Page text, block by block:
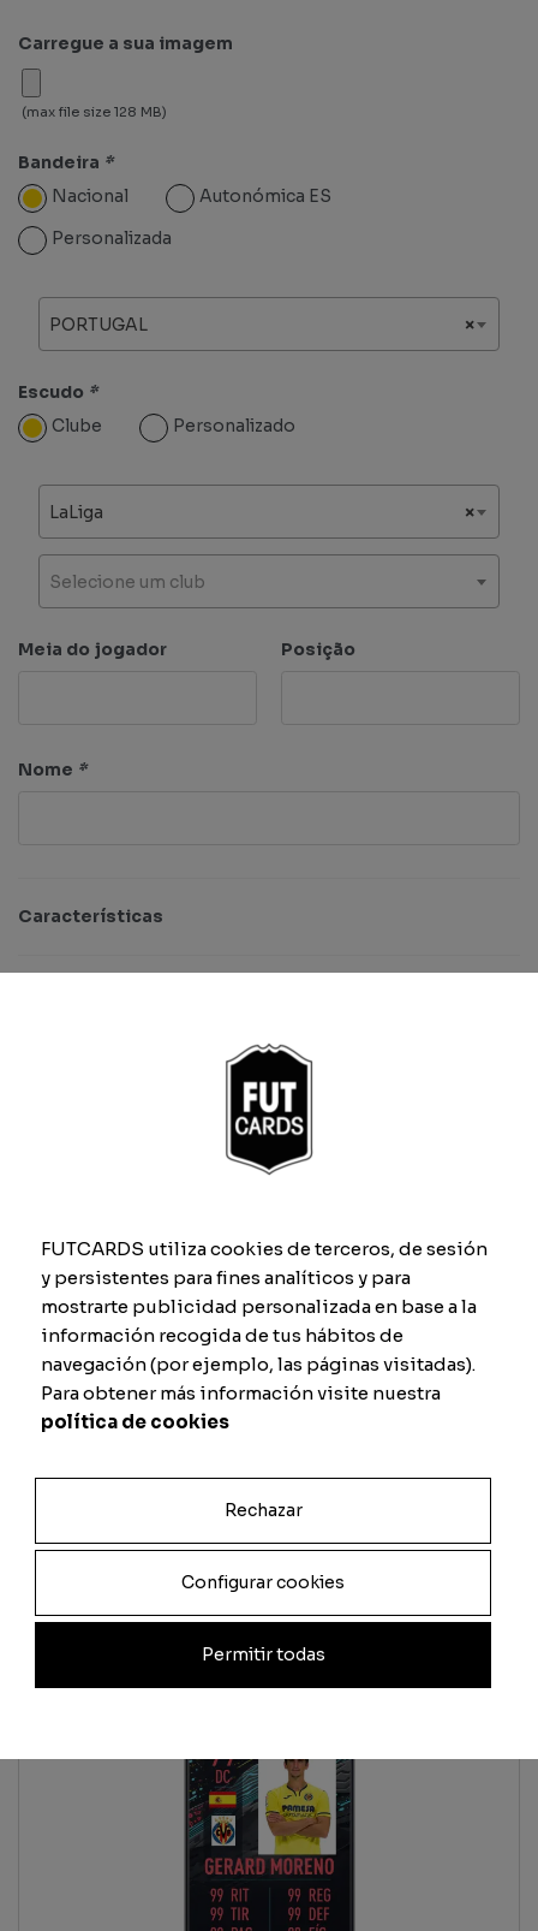
Carregue a sua imagem
(max file size 128 MB)
Bandeira *
Nacional
Autonómica ES
Personalizada
×
PORTUGAL
Escudo *
Clube
Personalizado
×
LaLiga
Selecione um club
Meia do jogador Posição
Nome *
Características
Finta
Defesa
Passe Físico
Total
Adicionar
FUTCARDS utiliza cookies de terceros, de sesión
y persistentes para fines analíticos y para
mostrarte publicidad personalizada en base a la
información recogida de tus hábitos de
navegación (por ejemplo, las páginas visitadas).
Para obtener más información visite nuestra
política de cookies
Rechazar
Configurar cookies
Permitir todas